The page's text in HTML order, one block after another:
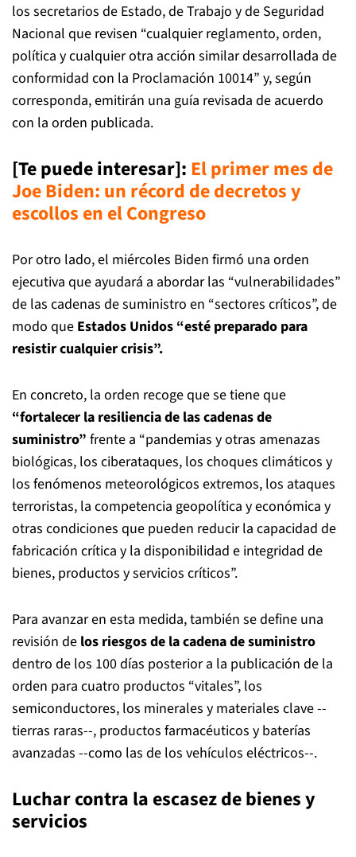
los secretarios de Estado, de Trabajo y de Seguridad
Nacional que revisen “cualquier reglamento, orden,
política y cualquier otra acción similar desarrollada de
conformidad con la Proclamación 10014” y, según
corresponda, emitirán una guía revisada de acuerdo
con la orden publicada.
[Te puede interesar]: El primer mes de
Joe Biden: un récord de decretos y
escollos en el Congreso
Por otro lado, el miércoles Biden firmó una orden
ejecutiva que ayudará a abordar las “vulnerabilidades”
de las cadenas de suministro en “sectores críticos”, de
modo que Estados Unidos “esté preparado para
resistir cualquier crisis”.
En concreto, la orden recoge que se tiene que
“fortalecer la resiliencia de las cadenas de
suministro” frente a “pandemias y otras amenazas
biológicas, los ciberataques, los choques climáticos y
los fenómenos meteorológicos extremos, los ataques
terroristas, la competencia geopolítica y económica y
otras condiciones que pueden reducir la capacidad de
fabricación crítica y la disponibilidad e integridad de
bienes, productos y servicios críticos”.
Para avanzar en esta medida, también se define una
revisión de los riesgos de la cadena de suministro
dentro de los 100 días posterior a la publicación de la
orden para cuatro productos “vitales”, los
semiconductores, los minerales y materiales clave --
tierras raras--, productos farmacéuticos y baterías
avanzadas --como las de los vehículos eléctricos--.
Luchar contra la escasez de bienes y
servicios